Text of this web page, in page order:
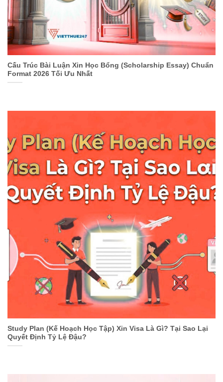
Cấu Trúc Bài Luận Xin Học Bổng (Scholarship Essay) Chuẩn
Format 2026 Tối Ưu Nhất
Study Plan (Kế Hoạch Học Tập) Xin Visa Là Gì? Tại Sao Lại
Quyết Định Tỷ Lệ Đậu?